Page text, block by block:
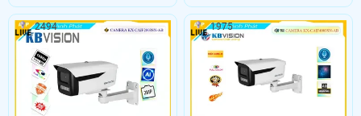
không gian khác. Với khả năng hiển
thị màu sắc trực tiếp ban đêm và
khoảng cách xem đến 30m, camera
này đáp ứng nhu cầu quan sát hiệu
quả trong ánh sáng yếu
camera cho hình ảnh sắc nét và chi
tiết. Thiết kế nhỏ gọn và dễ dàng lắp
đặt, giúp camera phù hợp với nhiều
ngoại thông minh cho phép quan
sát trong bóng tối tới 30m
2494 1975